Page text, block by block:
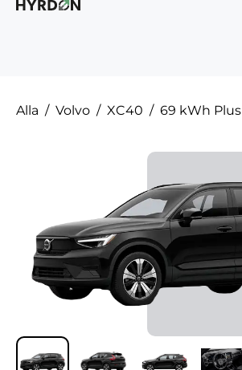
Alla Volvo XC40 69 kWh Plus